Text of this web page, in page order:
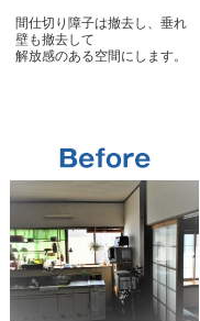
間仕切り障子は撤去し、垂れ
壁も撤去して
解放感のある空間にします。